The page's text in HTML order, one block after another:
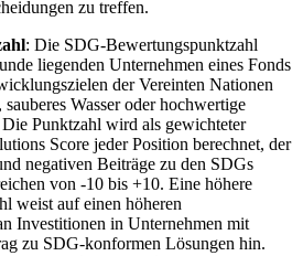
zu treffen.
: Die SDG-Bewertungspunktzahl
liegenden Unternehmen eines Fonds
der Vereinten Nationen
Wasser oder hochwertige
Punktzahl wird als gewichteter
Score jeder Position berechnet, der
negativen Beiträge zu den SDGs
von -10 bis +10. Eine höhere
weist auf einen höheren
Investitionen in Unternehmen mit
zu SDG-konformen Lösungen hin.